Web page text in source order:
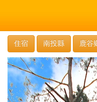
住宿 南投縣 鹿谷